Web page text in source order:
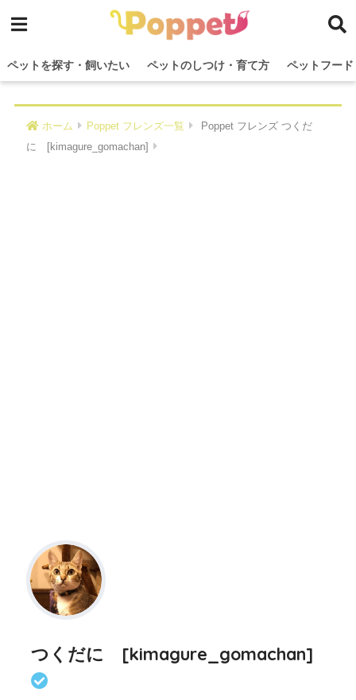
ペットを探す・飼いたい ペットのしつけ・育て方 ペットフー
ホーム Poppet フレンズ一覧
Poppet フレンズ つくだ
に [kimagure_gomachan]
つくだに [kimagure_gomachan]